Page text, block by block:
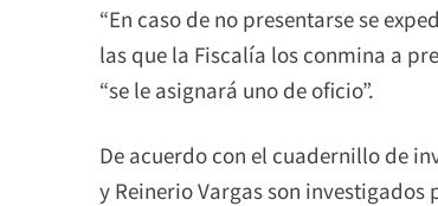
“En caso de no presentarse se
las que la Fiscalía los conmina a
“se le asignará uno de oficio”.
De acuerdo con el cuadernillo de
y Reinerio Vargas son